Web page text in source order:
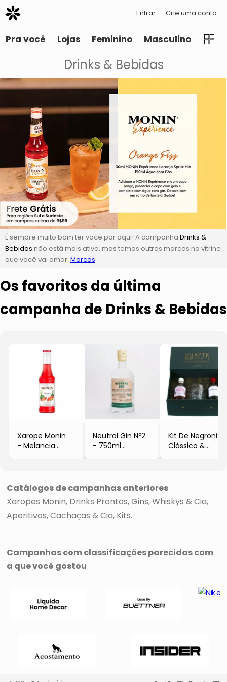
Entrar Crie uma conta
Pra você Lojas Feminino Masculino
Drinks & Bebidas
É sempre muito bom ter você por aqui! A campanha Drinks &
Bebidas não está mais ativa, mas temos outras marcas na vitrine
que você vai amar: Marcas
Os favoritos da última
campanha de Drinks & Bebidas
Xarope Monin
- Melancia
Neutral Gin Nº2
- 750ml
Kit De Negroni
Clássico &
Catálogos de campanhas anteriores
Xaropes Monin Drinks Prontos Gins, Whiskys & Cia
Aperitivos, Cachaças & Cia Kits
Campanhas com classificações parecidas com
a que você gostou